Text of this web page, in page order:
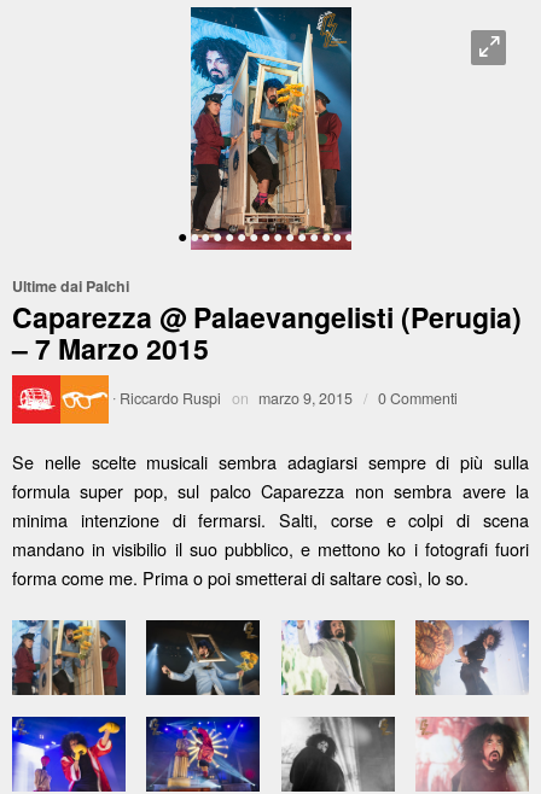
O
•••••••••••••••
Ultime dai Palchi
Caparezza @ Palaevangelisti (Perugia)
– 7 Marzo 2015
· Riccardo Ruspi on marzo 9, 2015 / 0 Commenti
Se nelle scelte musicali sembra adagiarsi sempre di più sulla
formula super pop, sul palco Caparezza non sembra avere la
minima intenzione di fermarsi. Salti, corse e colpi di scena
mandano in visibilio il suo pubblico, e mettono ko i fotografi fuori
forma come me. Prima o poi smetterai di saltare così, lo so.